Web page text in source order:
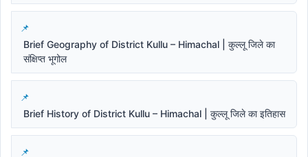
Brief Geography of District Kullu – Himachal | कुल्लू जिले का
संक्षिप्त भूगोल
Brief History of District Kullu – Himachal | कुल्लू जिले का इतिहास